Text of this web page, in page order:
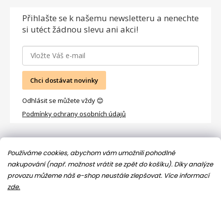
Používáme cookies, abychom vám umožnili pohodlné
nakupování (např. možnost vrátit se zpět do košíku). Díky analýze
provozu můžeme náš e-shop neustále zlepšovat. Více informací
zde.
Přihlašte se k našemu newsletteru a nenechte
si utéct žádnou slevu ani akci!
Chci dostávat novinky
Odhlásit se můžete vždy 😊
Podmínky ochrany osobních údajů
Facebook